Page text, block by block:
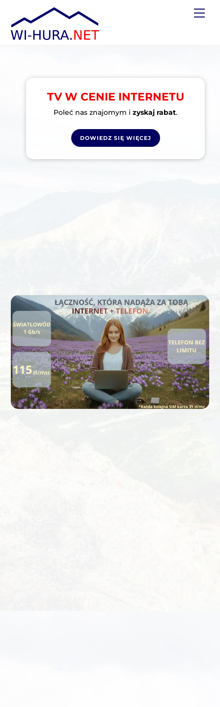
content
TV W CENIE INTERNETU
Poleć nas znajomym i zyskaj rabat.
DOWIEDZ SIĘ WIĘCEJ